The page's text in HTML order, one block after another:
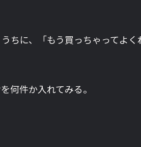
ちに、「もう買っちゃってよ
何件か入れてみる。